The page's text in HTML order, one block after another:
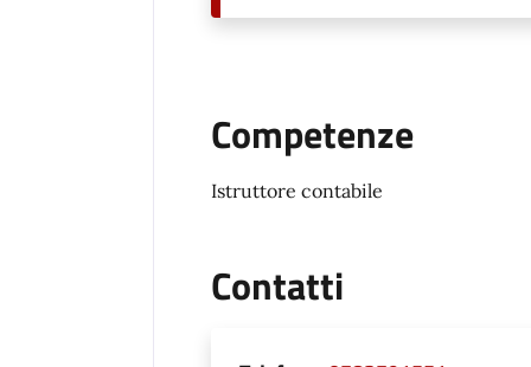
Competenze
Istruttore contabile
Contatti